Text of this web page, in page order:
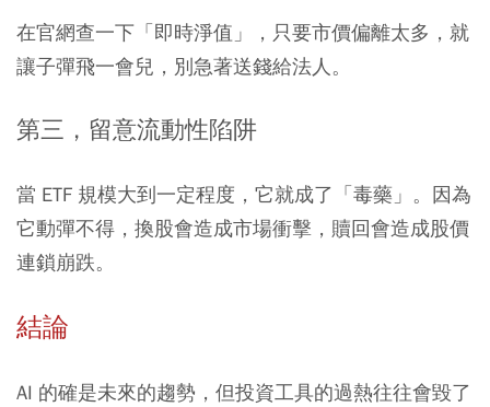
在官網查一下「即時淨值」，只要市價偏離太多，就
讓子彈飛一會兒，別急著送錢給法人。
第三，留意流動性陷阱
當 ETF 規模大到一定程度，它就成了「毒藥」。因為
它動彈不得，換股會造成市場衝擊，贖回會造成股價
連鎖崩跌。
結論
AI 的確是未來的趨勢，但投資工具的過熱往往會毀了